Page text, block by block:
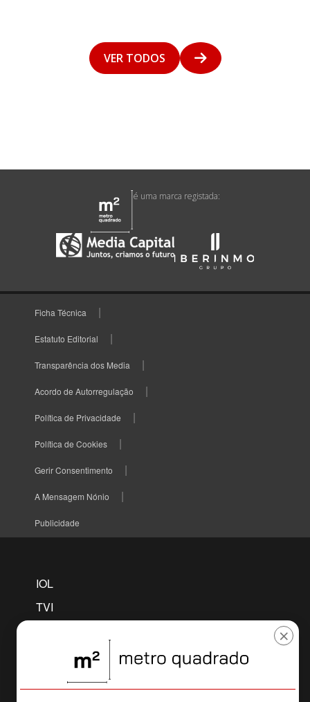
VER TODOS
é uma marca registada:
Ficha Técnica
Estatuto Editorial
Transparência dos Media
Acordo de Autorregulação
Política de Privacidade
Política de Cookies
Gerir Consentimento
A Mensagem Nónio
Publicidade
IOL
TVI
MAISFUTEBOL
×